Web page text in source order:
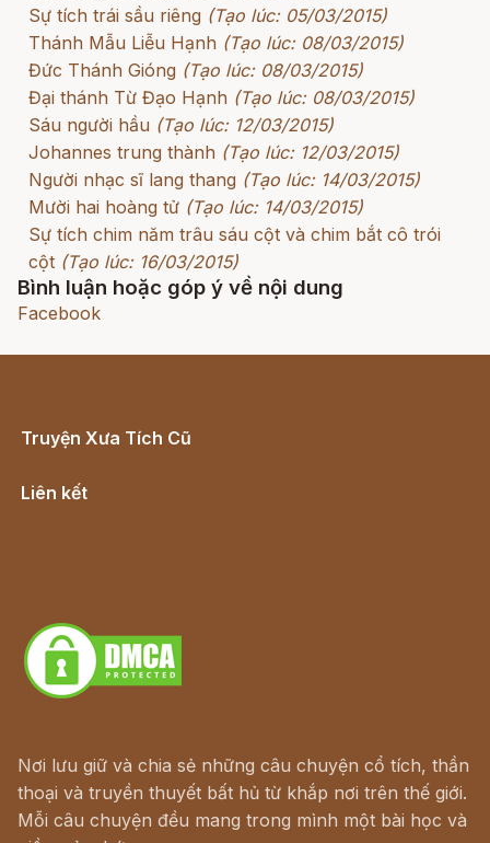
Sự tích trái sầu riêng (Tạo lúc: 05/03/2015)
Thánh Mẫu Liễu Hạnh (Tạo lúc: 08/03/2015)
Đức Thánh Gióng (Tạo lúc: 08/03/2015)
Đại thánh Từ Đạo Hạnh (Tạo lúc: 08/03/2015)
Sáu người hầu (Tạo lúc: 12/03/2015)
Johannes trung thành (Tạo lúc: 12/03/2015)
Người nhạc sĩ lang thang (Tạo lúc: 14/03/2015)
Mười hai hoàng tử (Tạo lúc: 14/03/2015)
Sự tích chim năm trâu sáu cột và chim bắt cô trói
cột (Tạo lúc: 16/03/2015)
Bình luận hoặc góp ý về nội dung
Facebook
Truyện Xưa Tích Cũ
Liên kết
Nơi lưu giữ và chia sẻ những câu chuyện cổ tích, thần
thoại và truyền thuyết bất hủ từ khắp nơi trên thế giới.
Mỗi câu chuyện đều mang trong mình một bài học và